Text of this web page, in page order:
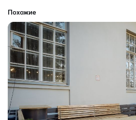
МАСТЕР-КЛАСС
СЕМИНАРЫ
ТАНЦЫ
Похожие